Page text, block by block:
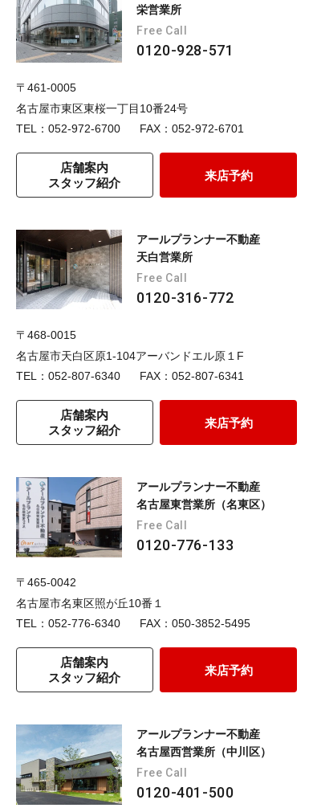
栄営業所
Free Call
0120-928-571
〒461-0005
名古屋市東区東桜一丁目10番24号
TEL：052-972-6700
FAX：052-972-6701
店舗案内
スタッフ紹介
来店予約
アールプランナー不動産
天白営業所
Free Call
0120-316-772
〒468-0015
名古屋市天白区原1-104アーバンドエル原１F
TEL：052-807-6340
FAX：052-807-6341
店舗案内
スタッフ紹介
来店予約
アールプランナー不動産
名古屋東営業所（名東区）
Free Call
0120-776-133
〒465-0042
名古屋市名東区照が丘10番１
TEL：052-776-6340
FAX：050-3852-5495
店舗案内
スタッフ紹介
来店予約
アールプランナー不動産
名古屋西営業所（中川区）
Free Call
0120-401-500